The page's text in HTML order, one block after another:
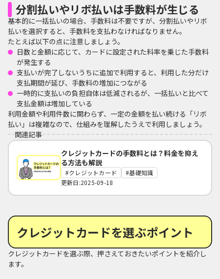
分割払いやリボ払いは手数料が生じる
基本的に一括払いの場合、手数料は不要ですが、分割払いやリボ
払いを選択すると、手数料を支払わなければなりません。
たとえば以下の点に注意しましょう。
日数と金額に応じて、カードに設定された料率を乗じた手数料
が発生する
支払いが完了しないうちに追加で利用すると、利用した分だけ
支払期間が延び、手数料の増加につながる
一時的に支払いの負担自体は低減されるが、一括払いと比べて
支払金額は増加している
利用金額や利用件数に関わらず、一定の金額を払い続ける「リボ
払い」は複雑なので、仕組みを理解したうえで利用しましょう。
関連記事
クレジットカードの手数料とは？料金を抑え
る方法も解説
クレジットカード
基礎知識
更新日:2025-09-18
クレジットカードを選ぶポイント
クレジットカードを選ぶ際、押さえておきたいポイントを紹介し
ます。